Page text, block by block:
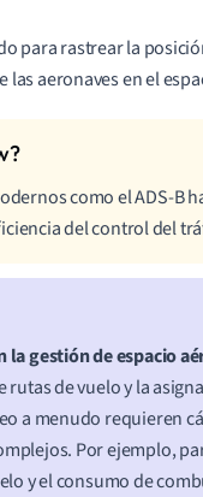
para rastrear la
las aeronaves en el
como el ADS-B
del control del
la gestión de espacio
rutas de vuelo y la
a menudo requieren
Por ejemplo,
y el consumo de